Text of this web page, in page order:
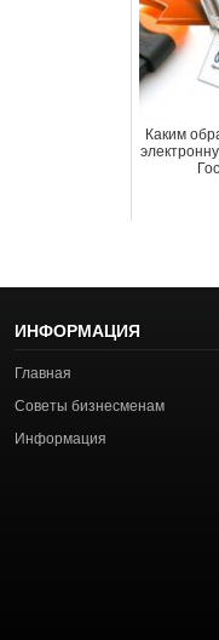
Каким
ИНФОРМАЦИЯ
Главная
Советы бизнесменам
Информация